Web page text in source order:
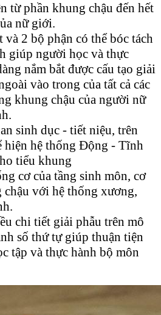
từ phần khung chậu đến hết
nữ giới.
2 bộ phận có thể bóc tách
giúp người học và thực
nắm bắt được cấu tạo giải
vào trong của tất cả các
khung chậu của người nữ
sinh dục - tiết niệu, trên
hiện hệ thống Động - Tĩnh
tiểu khung
cơ của tầng sinh môn, cơ
chậu với hệ thống xương,
chi tiết giải phẫu trên mô
số thứ tự giúp thuận tiện
tập và thực hành bộ môn